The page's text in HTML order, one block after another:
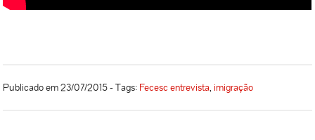
Publicado em 23/07/2015 - Tags: Fecesc entrevista, imigração